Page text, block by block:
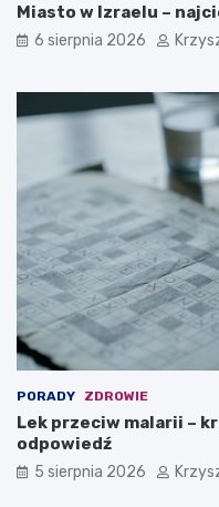
Miasto w Izraelu –
6 sierpnia 2026
PORADY ZDROWIE
Lek przeciw malarii –
odpowiedź
5 sierpnia 2026